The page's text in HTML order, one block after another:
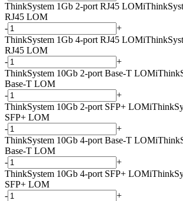
ThinkSystem 1Gb 2-port RJ45 LOMi
RJ45 LOM
-
+
ThinkSystem 1Gb 4-port RJ45 LOMi
RJ45 LOM
-
+
ThinkSystem 10Gb 2-port Base-T LOMi
Base-T LOM
-
+
ThinkSystem 10Gb 2-port SFP+ LOMi
SFP+ LOM
-
+
ThinkSystem 10Gb 4-port Base-T LOMi
Base-T LOM
-
+
ThinkSystem 10Gb 4-port SFP+ LOMi
SFP+ LOM
-
+